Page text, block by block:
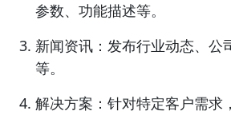
参数、功能描述等。
新闻资讯：发布行业动态、公
等。
解决方案：针对特定客户需求